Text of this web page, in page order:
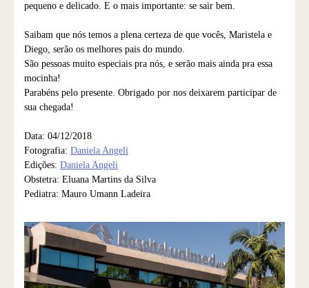
pequeno e delicado. E o mais importante: se sair bem.
Saibam que nós temos a plena certeza de que vocês, Maristela e
Diego, serão os melhores pais do mundo.
São pessoas muito especiais pra nós, e serão mais ainda pra essa
mocinha!
Parabéns pelo presente. Obrigado por nos deixarem participar de
sua chegada!
Data: 04/12/2018
Fotografia: Daniela Angeli
Edições: Daniela Angeli
Obstetra: Eluana Martins da Silva
Pediatra: Mauro Umann Ladeira